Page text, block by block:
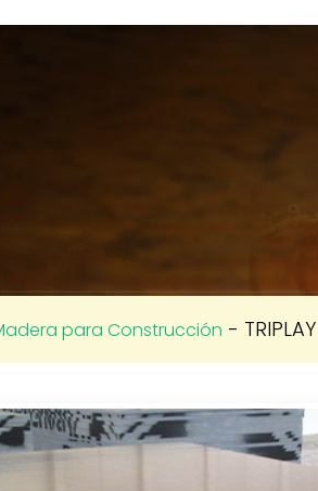
para Construcción -